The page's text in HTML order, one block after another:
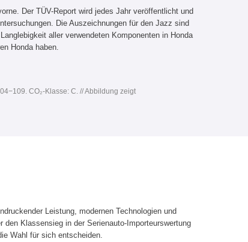
Der TÜV-Report wird jedes Jahr veröffentlicht und
Die Auszeichnungen für den Jazz sind
aller verwendeten Komponenten in Honda
Honda haben.
CO₂-Klasse: C. // Abbildung zeigt
Leistung, modernen Technologien und
Klassensieg in der Serienauto-Importeurswertung
Wahl für sich entscheiden.